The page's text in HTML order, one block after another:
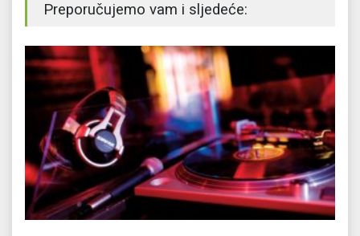
Preporučujemo vam i sljedeće: